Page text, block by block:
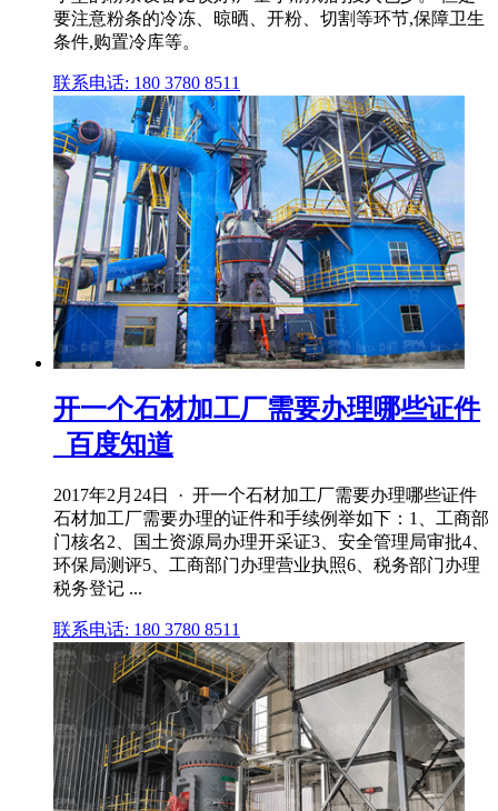
要注意粉条的冷冻、晾晒、开粉、切割等环节,保障卫生
条件,购置冷库等。
联系电话: 180 3780 8511
开一个石材加工厂需要办理哪些证件
_百度知道
2017年2月24日 · 开一个石材加工厂需要办理哪些证件
石材加工厂需要办理的证件和手续例举如下：1、工商部
门核名2、国土资源局办理开采证3、安全管理局审批4、
环保局测评5、工商部门办理营业执照6、税务部门办理
税务登记 ...
联系电话: 180 3780 8511